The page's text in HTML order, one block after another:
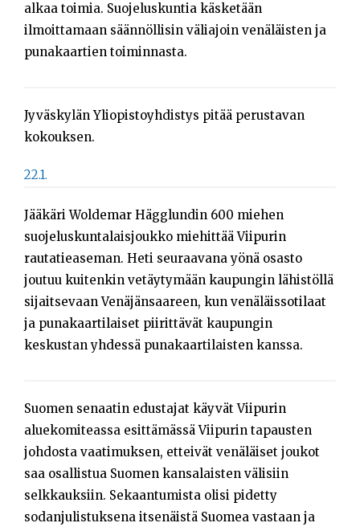
alkaa toimia. Suojeluskuntia käsketään
ilmoittamaan säännöllisin väliajoin venäläisten ja
punakaartien toiminnasta.
Jyväskylän Yliopistoyhdistys pitää perustavan
kokouksen.
22.1.
Jääkäri Woldemar Hägglundin 600 miehen
suojeluskuntalaisjoukko miehittää Viipurin
rautatieaseman. Heti seuraavana yönä osasto
joutuu kuitenkin vetäytymään kaupungin lähistöllä
sijaitsevaan Venäjänsaareen, kun venäläissotilaat
ja punakaartilaiset piirittävät kaupungin
keskustan yhdessä punakaartilaisten kanssa.
Suomen senaatin edustajat käyvät Viipurin
aluekomiteassa esittämässä Viipurin tapausten
johdosta vaatimuksen, etteivät venäläiset joukot
saa osallistua Suomen kansalaisten välisiin
selkkauksiin. Sekaantumista olisi pidetty
sodanjulistuksena itsenäistä Suomea vastaan ja